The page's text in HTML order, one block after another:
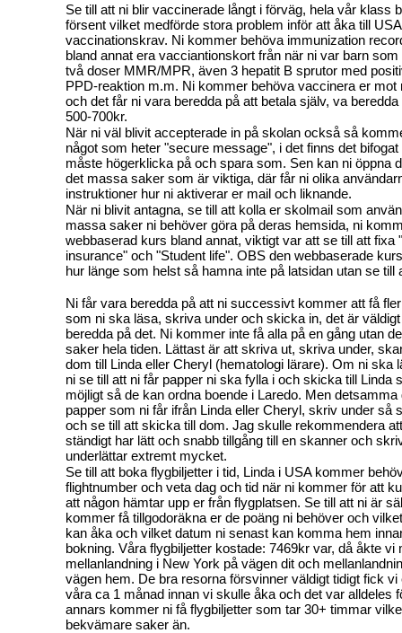
Se till att ni blir vaccinerade långt i förväg, hela vår klass
försent vilket medförde stora problem inför att åka till
vaccinationskrav. Ni kommer behöva immunization
bland annat era vacciantionskort från när ni var barn
två doser MMR/MPR, även 3 hepatit B sprutor med
PPD-reaktion m.m. Ni kommer behöva vaccinera er mot
och det får ni vara beredda på att betala själv, va
500-700kr.
När ni väl blivit accepterade in på skolan också så
något som heter "secure message", i det finns det
måste högerklicka på och spara som. Sen kan ni öppna
det massa saker som är viktiga, där får ni olika
instruktioner hur ni aktiverar er mail och liknande.
När ni blivit antagna, se till att kolla er skolmail som
massa saker ni behöver göra på deras hemsida, ni
webbaserad kurs bland annat, viktigt var att se till att fixa
insurance" och "Student life". OBS den webbaserade
hur länge som helst så hamna inte på latsidan utan se till
Ni får vara beredda på att ni successivt kommer att få
som ni ska läsa, skriva under och skicka in, det är
beredda på det. Ni kommer inte få alla på en gång utan
saker hela tiden. Lättast är att skriva ut, skriva under,
dom till Linda eller Cheryl (hematologi lärare). Om ni ska
ni se till att ni får papper ni ska fylla i och skicka till Linda
möjligt så de kan ordna boende i Laredo. Men detsamma
papper som ni får ifrån Linda eller Cheryl, skriv under så
och se till att skicka till dom. Jag skulle rekommendera
ständigt har lätt och snabb tillgång till en skanner och
underlättar extremt mycket.
Se till att boka flygbiljetter i tid, Linda i USA kommer
flightnumber och veta dag och tid när ni kommer för att
att någon hämtar upp er från flygplatsen. Se till att ni är
kommer få tillgodoräkna er de poäng ni behöver och
kan åka och vilket datum ni senast kan komma hem
bokning. Våra flygbiljetter kostade: 7469kr var, då åkte vi
mellanlandning i New York på vägen dit och
vägen hem. De bra resorna försvinner väldigt tidigt fick vi
våra ca 1 månad innan vi skulle åka och det var alldeles
annars kommer ni få flygbiljetter som tar 30+ timmar
bekvämare saker än.